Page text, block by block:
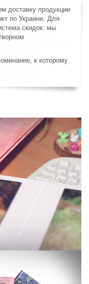
доставку продукции
по Украине. Для
скидок: мы
к которому